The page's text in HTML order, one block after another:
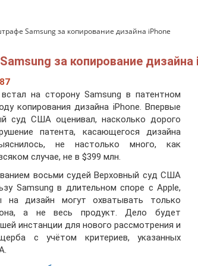
Samsung за копирование дизайна iPhone
за копирование дизайна
на сторону Samsung в патентном
копирования дизайна iPhone. Впервые
суд США оценивал, насколько дорого
патента, касающегося дизайна
не настолько много, как
случае, не в $399 млн.
восьми судей Верховный суд США
Samsung в длительном споре с Apple,
на дизайн могут охватывать только
а не весь продукт. Дело будет
инстанции для нового рассмотрения и
с учётом критериев, указанных